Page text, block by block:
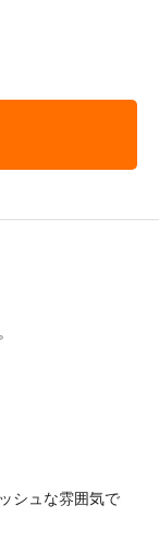
シュな雰囲気で